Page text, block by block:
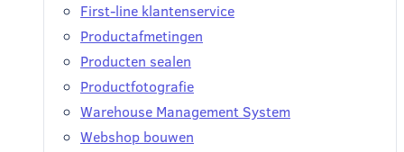
First-line klantenservice
Productafmetingen
Producten sealen
Productfotografie
Warehouse Management System
Webshop bouwen